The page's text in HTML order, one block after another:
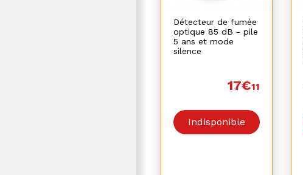
Détecteur de fumée
optique 85 dB - pile
5 ans et mode
silence
17€11
Indisponible